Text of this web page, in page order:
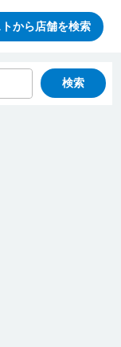
トから店舗を検索
検索